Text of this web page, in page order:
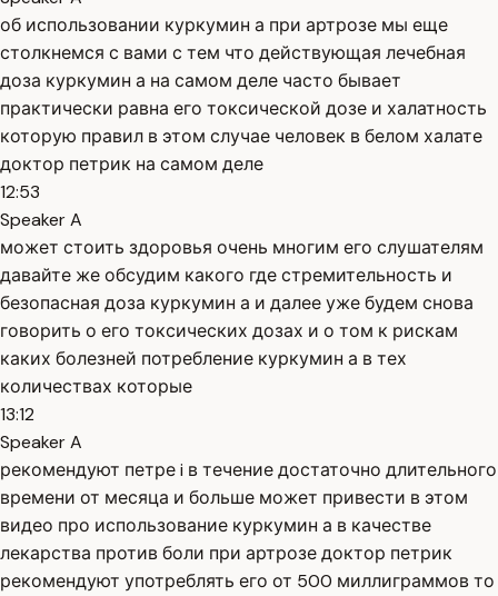
об использовании куркумин а при артрозе мы еще
столкнемся с вами с тем что действующая лечебная
доза куркумин а на самом деле часто бывает
практически равна его токсической дозе и халатность
которую правил в этом случае человек в белом халате
доктор петрик на самом деле
12:53
Speaker A
может стоить здоровья очень многим его слушателям
давайте же обсудим какого где стремительность и
безопасная доза куркумин а и далее уже будем снова
говорить о его токсических дозах и о том к рискам
каких болезней потребление куркумин а в тех
количествах которые
13:12
Speaker A
рекомендуют петре i в течение достаточно длительного
времени от месяца и больше может привести в этом
видео про использование куркумин а в качестве
лекарства против боли при артрозе доктор петрик
рекомендуют употреблять его от 500 миллиграммов то